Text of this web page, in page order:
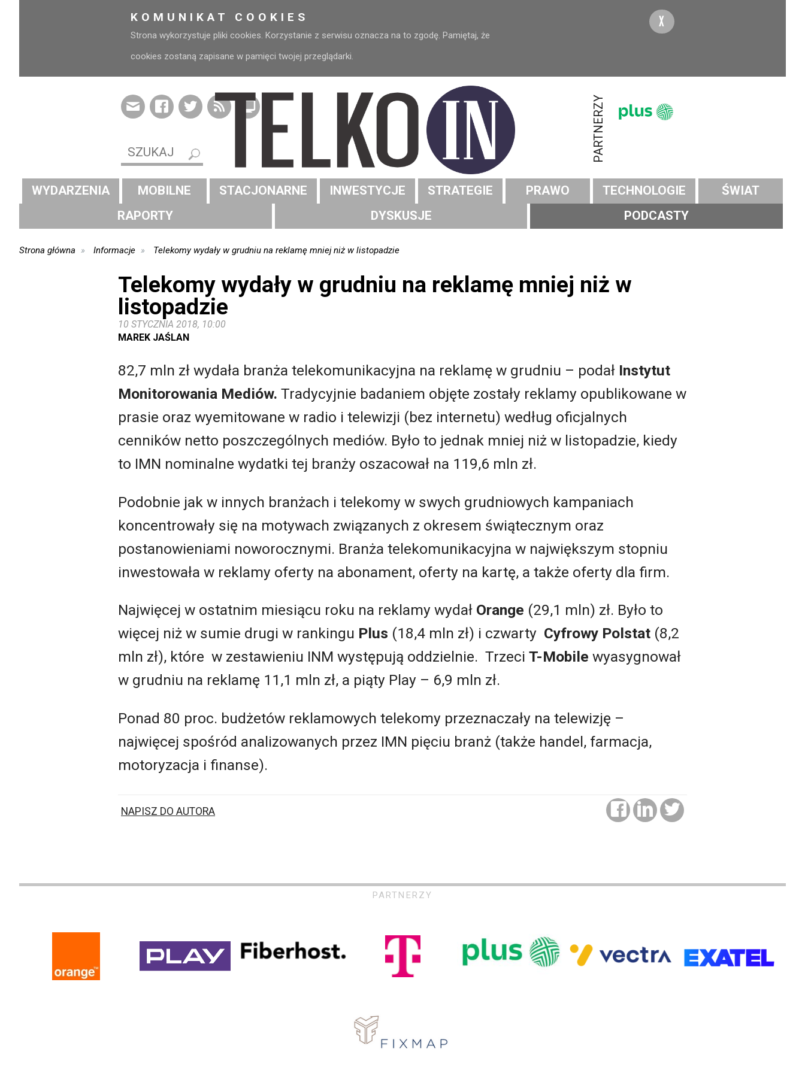
KOMUNIKAT COOKIES
Strona wykorzystuje pliki cookies. Korzystanie z serwisu oznacza na to zgodę. Pamiętaj, że
cookies zostaną zapisane w pamięci twojej przeglądarki.
X
PARTNERZY
WYDARZENIA MOBILNE STACJONARNE INWESTYCJE STRATEGIE PRAWO TECHNOLOGIE
ŚWIAT
RAPORTY
DYSKUSJE PODCASTY
Strona główna Informacje Telekomy wydały w grudniu na reklamę mniej niż w listopadzie
Telekomy wydały w grudniu na reklamę mniej niż w
listopadzie
10 STYCZNIA 2018, 10:00
MAREK JAŚLAN
82,7 mln zł wydała branża telekomunikacyjna na reklamę w grudniu – podał Instytut
Monitorowania Mediów. Tradycyjnie badaniem objęte zostały reklamy opublikowane w
prasie oraz wyemitowane w radio i telewizji (bez internetu) według oficjalnych
cenników netto poszczególnych mediów. Było to jednak mniej niż w listopadzie, kiedy
to IMN nominalne wydatki tej branży oszacował na 119,6 mln zł.
Podobnie jak w innych branżach i telekomy w swych grudniowych kampaniach
koncentrowały się na motywach związanych z okresem świątecznym oraz
postanowieniami noworocznymi. Branża telekomunikacyjna w największym stopniu
inwestowała w reklamy oferty na abonament, oferty na kartę, a także oferty dla firm.
Najwięcej w ostatnim miesiącu roku na reklamy wydał Orange (29,1 mln) zł. Było to
więcej niż w sumie drugi w rankingu Plus (18,4 mln zł) i czwarty Cyfrowy Polstat (8,2
mln zł), które w zestawieniu INM występują oddzielnie. Trzeci T-Mobile wyasygnował
w grudniu na reklamę 11,1 mln zł, a piąty Play – 6,9 mln zł.
Ponad 80 proc. budżetów reklamowych telekomy przeznaczały na telewizję –
najwięcej spośród analizowanych przez IMN pięciu branż (także handel, farmacja,
motoryzacja i finanse).
NAPISZ DO AUTORA
PARTNERZY